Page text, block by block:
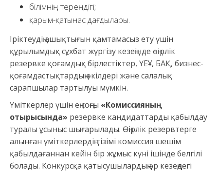
білімнің тереңдігі;
қарым-қатынас дағдылары.
Іріктеудің ашықтығын қамтамасыз ету үшін
құрылымдық сұхбат жүргізу кезеңінде өңірлік
резервке қоғамдық бірлестіктер, ҮЕҰ, БАҚ, бизнес-
қоғамдастықтардың өкілдері және салалық
сарапшылар тартылуы мүмкін.
Үміткерлер үшін ең соңғы «Комиссияның
отырысында» резервке кандидаттарды қабылдау
туралы ұсыныс шығарылады. Өңірлік резервтерге
алынған үміткерлердің тізімі комиссия шешім
қабылдағаннан кейін бір жұмыс күні ішінде белгілі
болады. Конкурсқа қатысушылардың әр кезеңдегі